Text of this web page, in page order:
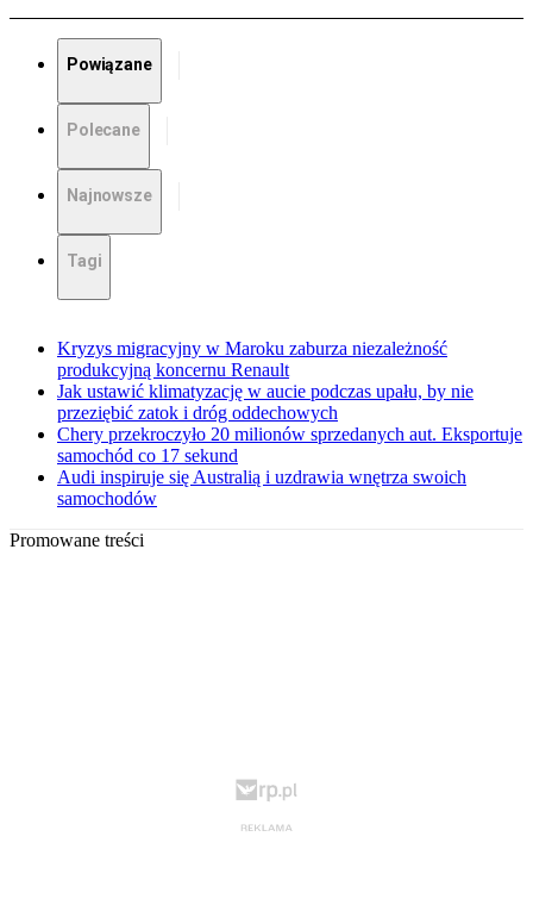
Powiązane
Polecane
Najnowsze
Tagi
Kryzys migracyjny w Maroku zaburza niezależność
produkcyjną koncernu Renault
Jak ustawić klimatyzację w aucie podczas upału, by nie
przeziębić zatok i dróg oddechowych
Chery przekroczyło 20 milionów sprzedanych aut. Eksportuje
samochód co 17 sekund
Audi inspiruje się Australią i uzdrawia wnętrza swoich
samochodów
Promowane treści